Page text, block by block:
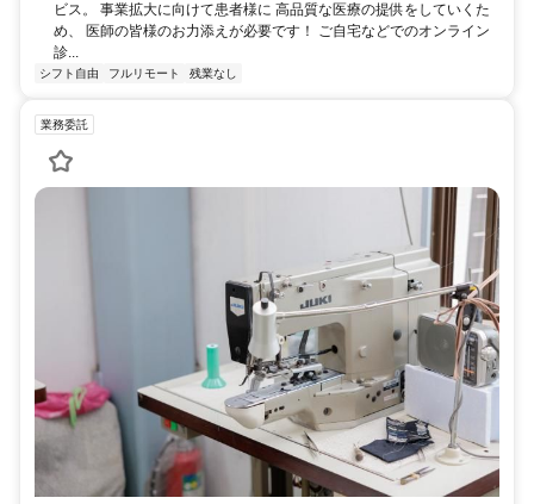
ビス。 事業拡大に向けて患者様に 高品質な医療の提供をしていくた
め、 医師の皆様のお力添えが必要です！ ご自宅などでのオンライン
診...
シフト自由 フルリモート 残業なし
業務委託